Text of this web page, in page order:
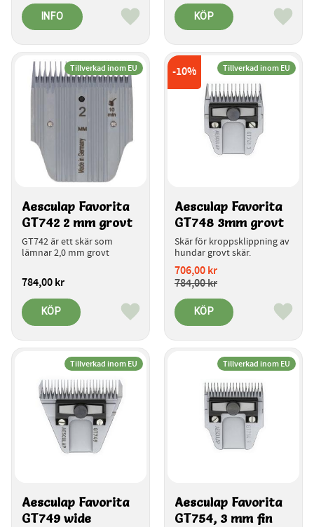
Lägg till i favoriter
INFO
Lägg
KÖP
Aesculap Favorita
GT742 2 mm grovt
GT742 är ett skär som
lämnar 2,0 mm grovt
784,00kr
Tillverkad inom EU
Lägg till i favoriter
KÖP
Aesculap Favorita
GT748 3mm grovt
Skär för kroppsklippning av
hundar grovt skär.
706,00kr
784,00kr
10% Tillverkad inom EU
Lägg
KÖP
Aesculap Favorita
GT749 wide
Tillverkad inom EU
Aesculap Favorita
GT754, 3 mm fin
Tillverkad inom EU